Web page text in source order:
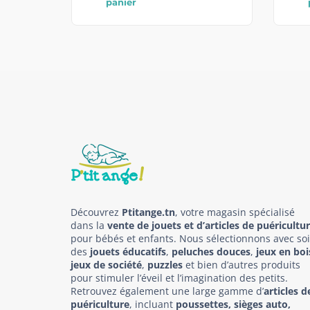
Découvrez Ptitange.tn, votre magasin spécialisé
dans la vente de jouets et d’articles de
pour bébés et enfants. Nous sélectionnons avec
des jouets éducatifs, peluches douces, jeux en
jeux de société, puzzles et bien d’autres produits
pour stimuler l’éveil et l’imagination des petits.
Retrouvez également une large gamme d’articles
puériculture, incluant poussettes, sièges auto,